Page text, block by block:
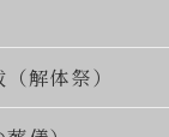
解体祭）